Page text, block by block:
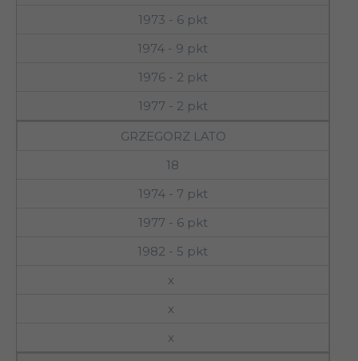
1973 - 6 pkt
1974 - 9 pkt
1976 - 2 pkt
1977 - 2 pkt
GRZEGORZ LATO
18
1974 - 7 pkt
1977 - 6 pkt
1982 - 5 pkt
x
x
x